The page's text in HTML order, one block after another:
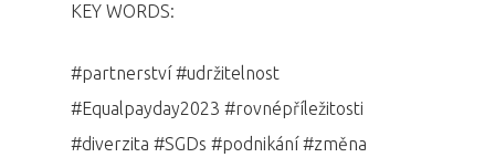
KEY WORDS:
#partnerství #udržitelnost
#Equalpayday2023 #rovnépříležitosti
#diverzita #SGDs #podnikání #změna